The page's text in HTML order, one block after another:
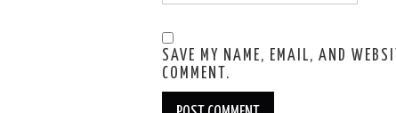
SAVE MY NAME, EMAIL, AND
COMMENT.